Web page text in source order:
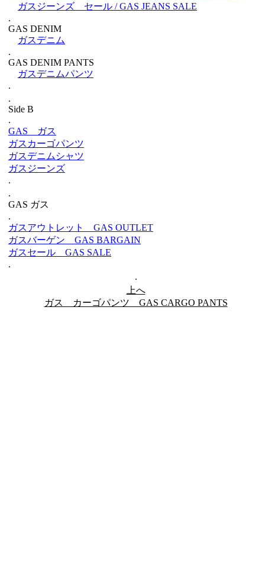
ガスジーンズ セール / GAS JEANS SALE
.
GAS DENIM
ガスデニム
.
GAS DENIM PANTS
ガスデニムパンツ
.
.
Side B
.
GAS ガス
ガスカーゴパンツ
ガスデニムシャツ
ガスジーンズ
.
.
GAS ガス
.
ガスアウトレット GAS OUTLET
ガスバーゲン GAS BARGAIN
ガスセール GAS SALE
.
.
上へ
ガス カーゴパンツ GAS CARGO PANTS